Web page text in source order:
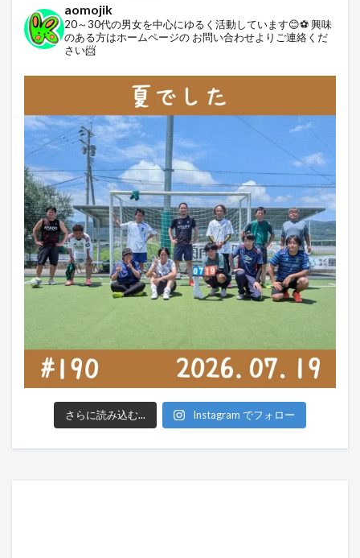
aomojik
20～30代の男女を中心にゆるく活動しています😊⚽興味
のある方はホームページの お問い合わせよりご連絡くだ
さい📨
さらに読み込む... Instagram でフォロー